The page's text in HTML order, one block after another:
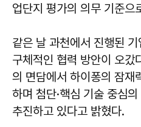
업단지 평가의 의무 기준으
같은 날 과천에서 진행된
구체적인 협력 방안이 오갔
의 면담에서 하이퐁의 잠재
하며 첨단·핵심 기술 중심
추진하고 있다고 밝혔다.